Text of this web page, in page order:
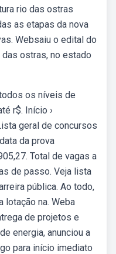
rio das ostras
as etapas da nova
Websaiu o edital do
ostras, no estado
os níveis de
r$. Início ›
geral de concursos
da prova
Total de vagas a
de passo. Veja lista
pública. Ao todo,
lotação na. Weba
de projetos e
energia, anunciou a
para início imediato